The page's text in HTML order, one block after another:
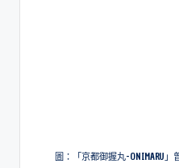
圖：「京都御握丸-ONIMARU